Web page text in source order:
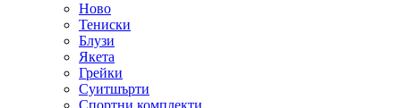
Ново
Тениски
Блузи
Якета
Грейки
Суитшърти
Спортни комплекти